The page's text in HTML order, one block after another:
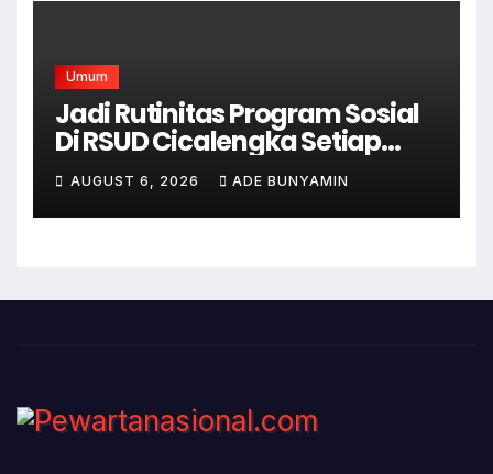
Umum
Jadi Rutinitas Program Sosial
Di RSUD Cicalengka Setiap
Bulan Gelar Sunatan Massal
Bagi Masyarakat Tidak
Mampu
AUGUST 6, 2026 ADE BUNYAMIN